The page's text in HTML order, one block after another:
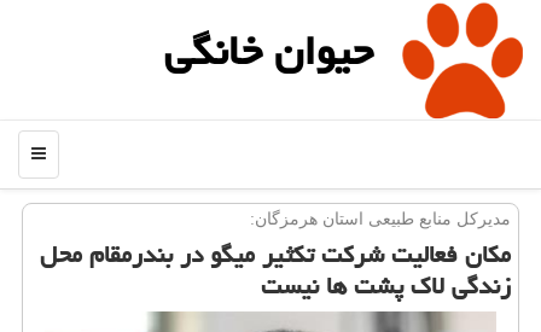
حیوان خانگی
منو
مدیركل منابع طبیعی استان هرمزگان:
مكان فعالیت شركت تكثیر میگو در بندرمقام محل
زندگی لاك پشت ها نیست